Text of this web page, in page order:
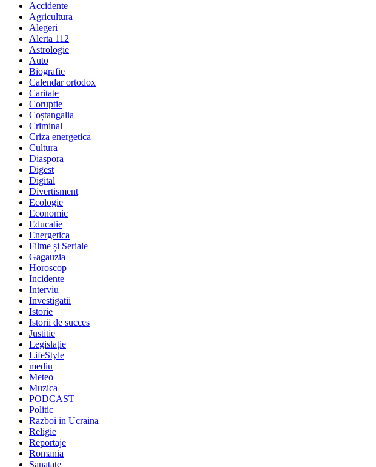
Accidente
Agricultura
Alegeri
Alerta 112
Astrologie
Auto
Biografie
Calendar ortodox
Caritate
Coruptie
Coștangalia
Criminal
Criza energetica
Cultura
Diaspora
Digest
Digital
Divertisment
Ecologie
Economic
Educatie
Energetica
Filme și Seriale
Gagauzia
Horoscop
Incidente
Interviu
Investigatii
Istorie
Istorii de succes
Justitie
Legislație
LifeStyle
mediu
Meteo
Muzica
PODCAST
Politic
Razboi in Ucraina
Religie
Reportaje
Romania
Sanatate